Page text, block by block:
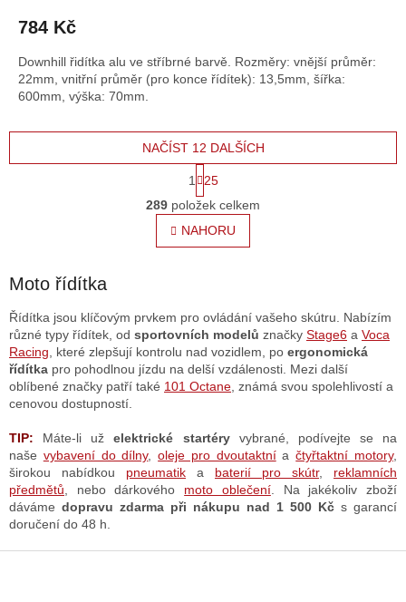
784 Kč
Downhill řidítka alu ve stříbrné barvě. Rozměry: vnější průměr:
22mm, vnitřní průměr (pro konce řídítek): 13,5mm, šířka:
600mm, výška: 70mm.
O
v
l
á
í
p
r
v
k
ý
p
i
s
u
NAČÍST 12 DALŠÍCH
t
r
á
n
k
í
1
25
289 položek celkem
NAHORU
Moto řídítka
Řídítka jsou klíčovým prvkem pro ovládání vašeho skútru. Nabízím
různé typy řídítek, od sportovních modelů značky Stage6 a Voca
Racing , které zlepšují kontrolu nad vozidlem, po ergonomická
řídítka pro pohodlnou jízdu na delší vzdálenosti. Mezi další
oblíbené značky patří také 101 Octane , známá svou spolehlivostí a
cenovou dostupností.
TIP: Máte-li uželektrické startéry vybrané , podívejte se na
naše vybavení do dílny,oleje pro dvoutaktníačtyřtaktní motory,
širokou nabídkou pneumatik a baterií pro skútr, reklamních
předmětů , nebo dárkového moto oblečení. Na jakékoliv zboží
dáváme dopravu zdarma při nákupu nad 1 500 Kč s garancí
doručení do 48 h.